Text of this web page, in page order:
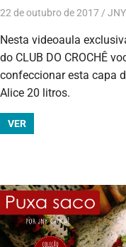
22 de outubro de 2017
Nesta videoaula
do CLUB DO CROCHÊ
confeccionar esta capa
Alice 20 litros.
VER